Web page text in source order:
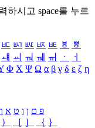
하시고 space를 누르
ㅳ ㅴ ㅵ ㅶ ㅷ ㅸ
ㅹ
ㆈ ㆉ ㆊ ㆋ ㆌ ㆍ
ㆎ
Φ Χ Ψ Ω α β γ δ ε ζ η
פ ם ן ו ט א
） ［ ］ ｛ ｝